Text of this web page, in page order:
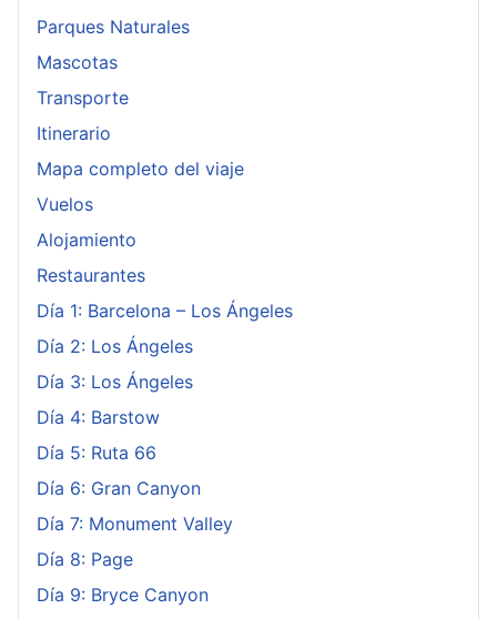
Parques Naturales
Mascotas
Transporte
Itinerario
Mapa completo del viaje
Vuelos
Alojamiento
Restaurantes
Día 1: Barcelona – Los Ángeles
Día 2: Los Ángeles
Día 3: Los Ángeles
Día 4: Barstow
Día 5: Ruta 66
Día 6: Gran Canyon
Día 7: Monument Valley
Día 8: Page
Día 9: Bryce Canyon